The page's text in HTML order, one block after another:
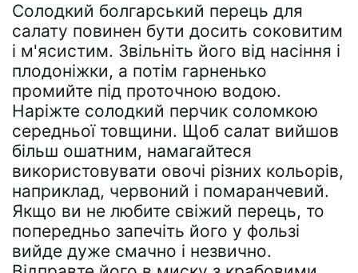
Солодкий болгарський перець для
салату повинен бути досить соковитим
і м'ясистим. Звільніть його від насіння і
плодоніжки, а потім гарненько
промийте під проточною водою.
Наріжте солодкий перчик соломкою
середньої товщини. Щоб салат вийшов
більш ошатним, намагайтеся
використовувати овочі різних кольорів,
наприклад, червоний і помаранчевий.
Якщо ви не любите свіжий перець, то
попередньо запечіть його у фользі
вийде дуже смачно і незвично.